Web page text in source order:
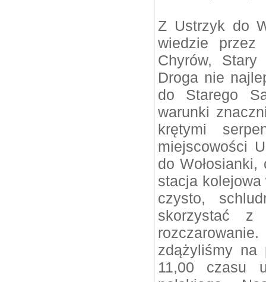
Z Ustrzyk do
wiedzie przez
Chyrów, Stary
Droga nie
do Starego
warunki
krętymi
miejscowości
do
stacja kolejowa
czysto,
skorzystać
zdążyliśmy na
11,00 czasu